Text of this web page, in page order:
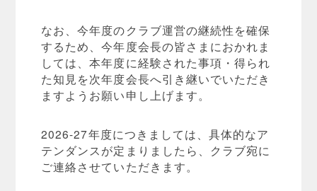
なお、今年度のクラブ運営の継続性を確保
するため、今年度会長の皆さまにおかれま
しては、本年度に経験された事項・得られ
た知見を次年度会長へ引き継いでいただき
ますようお願い申し上げます。
2026-27年度につきましては、具体的なア
テンダンスが定まりましたら、クラブ宛に
ご連絡させていただきます。